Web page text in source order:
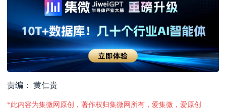
责编： 黄仁贵
*此内容为集微网原创，著作权归集微网所有，爱集微，爱原创